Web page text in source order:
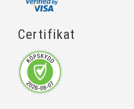
Certifikat